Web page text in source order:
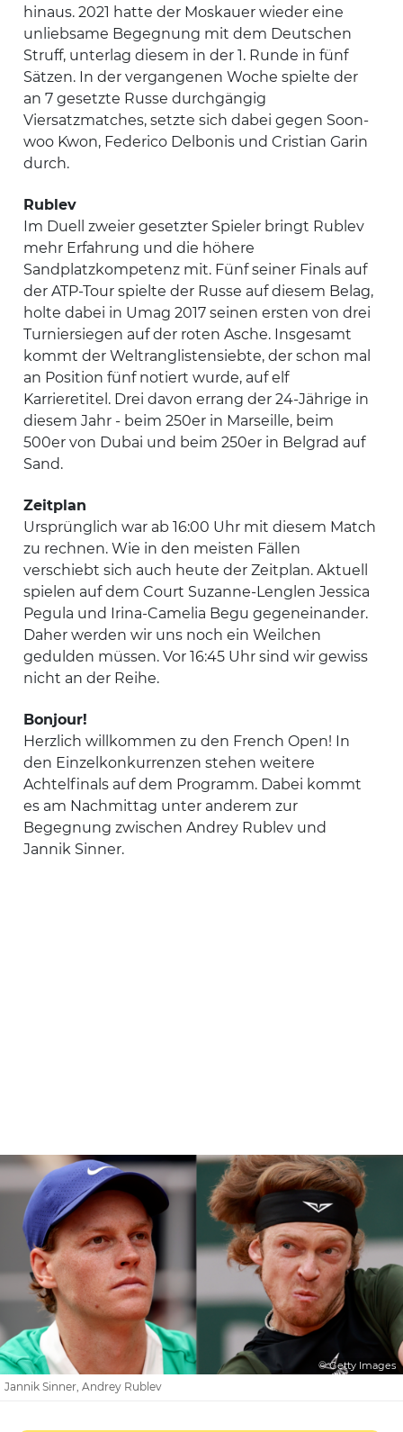
hinaus. 2021 hatte der Moskauer wieder eine
unliebsame Begegnung mit dem Deutschen
Struff, unterlag diesem in der 1. Runde in fünf
Sätzen. In der vergangenen Woche spielte der
an 7 gesetzte Russe durchgängig
Viersatzmatches, setzte sich dabei gegen Soon-
woo Kwon, Federico Delbonis und Cristian Garin
durch.
Rublev
Im Duell zweier gesetzter Spieler bringt Rublev
mehr Erfahrung und die höhere
Sandplatzkompetenz mit. Fünf seiner Finals auf
der ATP-Tour spielte der Russe auf diesem Belag,
holte dabei in Umag 2017 seinen ersten von drei
Turniersiegen auf der roten Asche. Insgesamt
kommt der Weltranglistensiebte, der schon mal
an Position fünf notiert wurde, auf elf
Karrieretitel. Drei davon errang der 24-Jährige in
diesem Jahr - beim 250er in Marseille, beim
500er von Dubai und beim 250er in Belgrad auf
Sand.
Zeitplan
Ursprünglich war ab 16:00 Uhr mit diesem Match
zu rechnen. Wie in den meisten Fällen
verschiebt sich auch heute der Zeitplan. Aktuell
spielen auf dem Court Suzanne-Lenglen Jessica
Pegula und Irina-Camelia Begu gegeneinander.
Daher werden wir uns noch ein Weilchen
gedulden müssen. Vor 16:45 Uhr sind wir gewiss
nicht an der Reihe.
Bonjour!
Herzlich willkommen zu den French Open! In
den Einzelkonkurrenzen stehen weitere
Achtelfinals auf dem Programm. Dabei kommt
es am Nachmittag unter anderem zur
Begegnung zwischen Andrey Rublev und
Jannik Sinner.
© Getty Images
Jannik Sinner, Andrey Rublev